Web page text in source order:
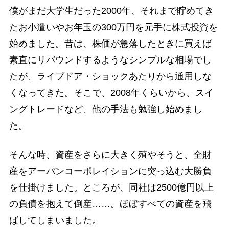
僕がまだ大学生だった2000年、それまで貯めてき
たお小遣いやお年玉の300万円を元手に株式投資を
始めました。昔は、株価が急落したときに買えば
素直にリバウンドするようなシンプルな相場でし
たが、ライブドア・ショックあたりから通用しな
くなってきた。そこで、2008年くらいから、スイ
ングトレードなど、他の手法も勉強し始めまし
た。
そんな時、資産をさらに大きく殖やそうと、全財
産をアーバンコーポレイションに突っ込む大勝負
を仕掛けました。ところが、同社は2500億円以上
の負債を抱えて倒産……。ほぼすべての資産を飛
ばしてしまいました。